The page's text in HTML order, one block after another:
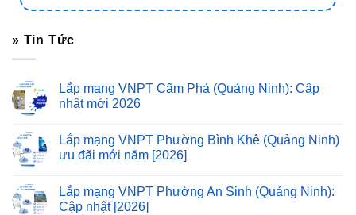
» Tin Tức
Lắp mạng VNPT Cẩm Phả (Quảng Ninh): Cập
nhật mới 2026
Lắp mạng VNPT Phường Bình Khê (Quảng Ninh)
ưu đãi mới năm [2026]
Lắp mạng VNPT Phường An Sinh (Quảng Ninh):
Cập nhật [2026]